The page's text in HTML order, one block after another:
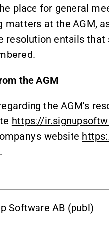
place for general
matters at the AGM,
resolution entails
the AGM
the AGM's
https://
website
Software AB (publ)